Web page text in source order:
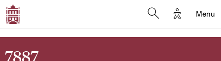
Options
Menu
7887